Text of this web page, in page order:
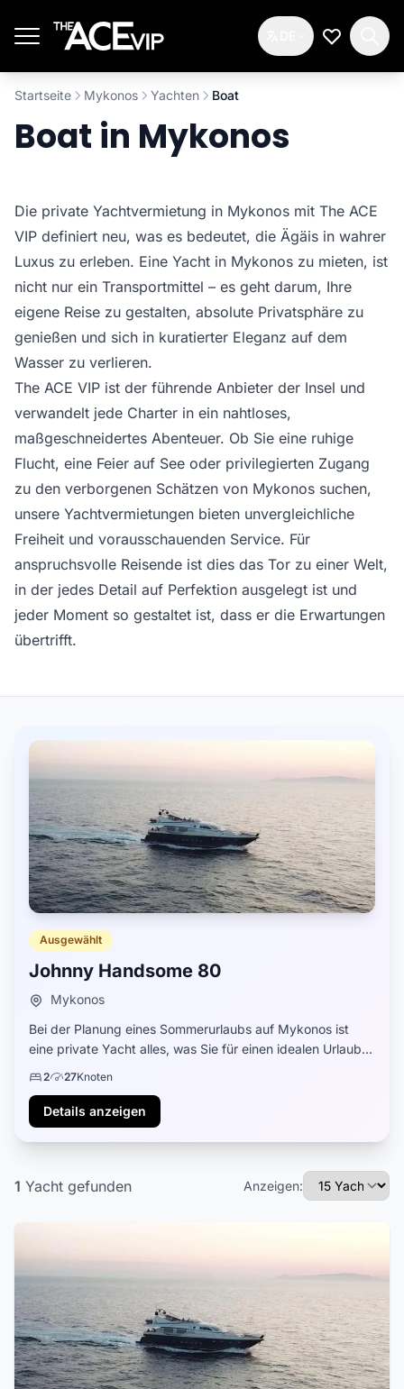
Meine
Startseite Mykonos Yachten Boat
Boat in Mykonos
Die private Yachtvermietung in Mykonos mit The ACE
VIP definiert neu, was es bedeutet, die Ägäis in wahrer
Luxus zu erleben. Eine Yacht in Mykonos zu mieten, ist
nicht nur ein Transportmittel – es geht darum, Ihre
eigene Reise zu gestalten, absolute Privatsphäre zu
genießen und sich in kuratierter Eleganz auf dem
Wasser zu verlieren.
The ACE VIP ist der führende Anbieter der Insel und
verwandelt jede Charter in ein nahtloses,
maßgeschneidertes Abenteuer. Ob Sie eine ruhige
Flucht, eine Feier auf See oder privilegierten Zugang
zu den verborgenen Schätzen von Mykonos suchen,
unsere Yachtvermietungen bieten unvergleichliche
Freiheit und vorausschauenden Service. Für
anspruchsvolle Reisende ist dies das Tor zu einer Welt,
in der jedes Detail auf Perfektion ausgelegt ist und
jeder Moment so gestaltet ist, dass er die Erwartungen
übertrifft.
Ausgewählt
Johnny Handsome 80
Mykonos
Bei der Planung eines Sommerurlaubs auf Mykonos ist
eine private Yacht alles, was Sie für einen idealen Urlaub
2 27Knoten
Details anzeigen
1 Yacht gefunden Anzeigen: